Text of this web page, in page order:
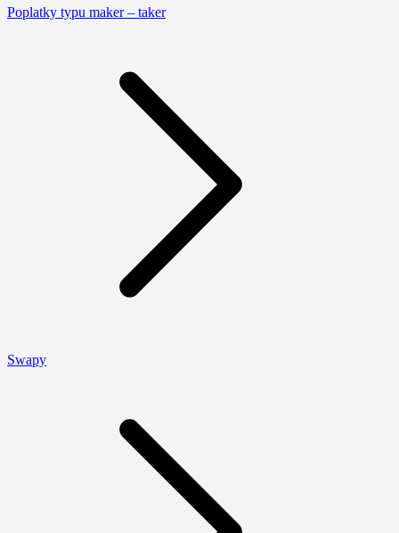
Poplatky typu maker – taker
Swapy